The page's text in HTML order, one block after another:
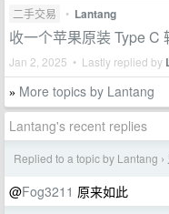
二手交易 • Lantang
收一个苹果原装 Type C
Jan 2, 2025 • Lastly replied by
» More topics by Lantang
Lantang's recent replies
Replied to a topic by Lantang ›
@Fog3211 原来如此